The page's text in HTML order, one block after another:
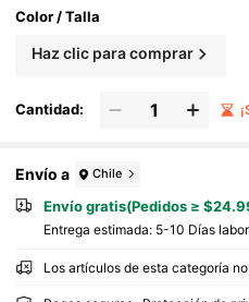
Color / Talla
Haz clic para comprar
Cantidad:
Envío a Chile
Envío gratis(Pedidos ≥
Entrega estimada: 5-10 Días
Los artículos de esta categoría